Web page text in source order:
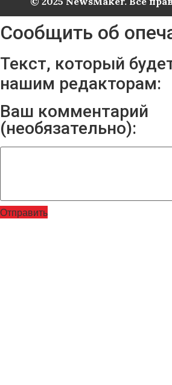
Сообщить об
Текст, который
нашим редакторам:
Ваш комментарий
(необязательно):
Отправить